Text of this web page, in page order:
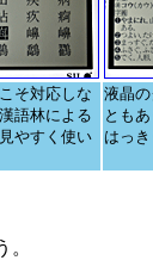
そ対応しな
語林による
やすく使い
液晶
とも
はっ